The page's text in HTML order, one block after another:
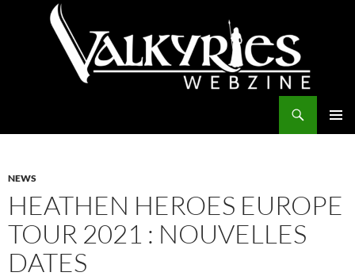
NEWS
HEATHEN HEROES EUROPE
TOUR 2021 : NOUVELLES
DATES